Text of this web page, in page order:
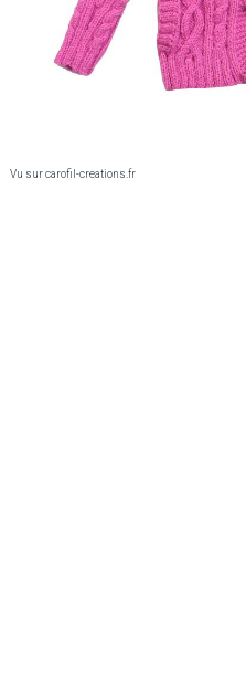
Vu sur carofil-creations.fr